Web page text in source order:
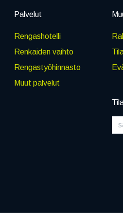
Palvelut
Rengashotelli
Renkaiden vaihto
Rengastyöhinnasto
Muut palvelut